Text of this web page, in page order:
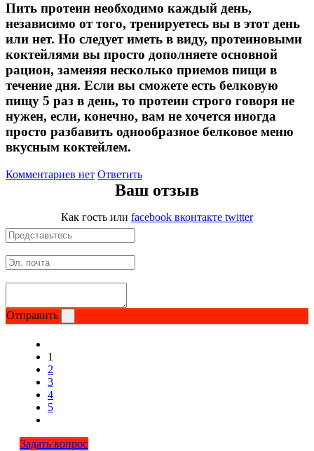
Пить протеин необходимо каждый день,
независимо от того, тренируетесь вы в этот день
или нет. Но следует иметь в виду, протеиновыми
коктейлями вы просто дополняете основной
рацион, заменяя несколько приемов пищи в
течение дня. Если вы сможете есть белковую
пищу 5 раз в день, то протеин строго говоря не
нужен, если, конечно, вам не хочется иногда
просто разбавить однообразное белковое меню
вкусным коктейлем.
Комментариев нет Ответить
Ваш отзыв
Как гость или facebook вконтакте twitter
Отправить
1
2
3
4
5
Задать вопрос